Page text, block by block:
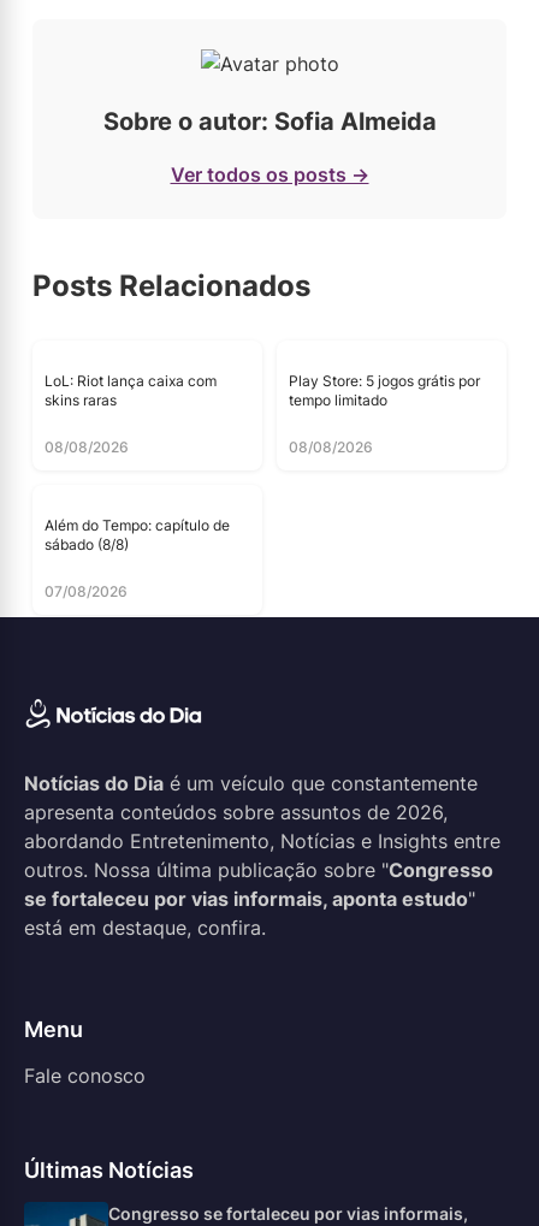
Sobre o autor: Sofia Almeida
Ver todos os posts →
Posts Relacionados
LoL: Riot lança caixa com
skins raras
08/08/2026
Play Store: 5 jogos grátis por
tempo limitado
08/08/2026
Além do Tempo: capítulo de
sábado (8/8)
07/08/2026
Notícias do Dia é um veículo que constantemente
apresenta conteúdos sobre assuntos de 2026,
abordando Entretenimento, Notícias e Insights entre
outros. Nossa última publicação sobre "Congresso
se fortaleceu por vias informais, aponta estudo"
está em destaque, confira.
Menu
Fale conosco
Últimas Notícias
Congresso se fortaleceu por vias informais,